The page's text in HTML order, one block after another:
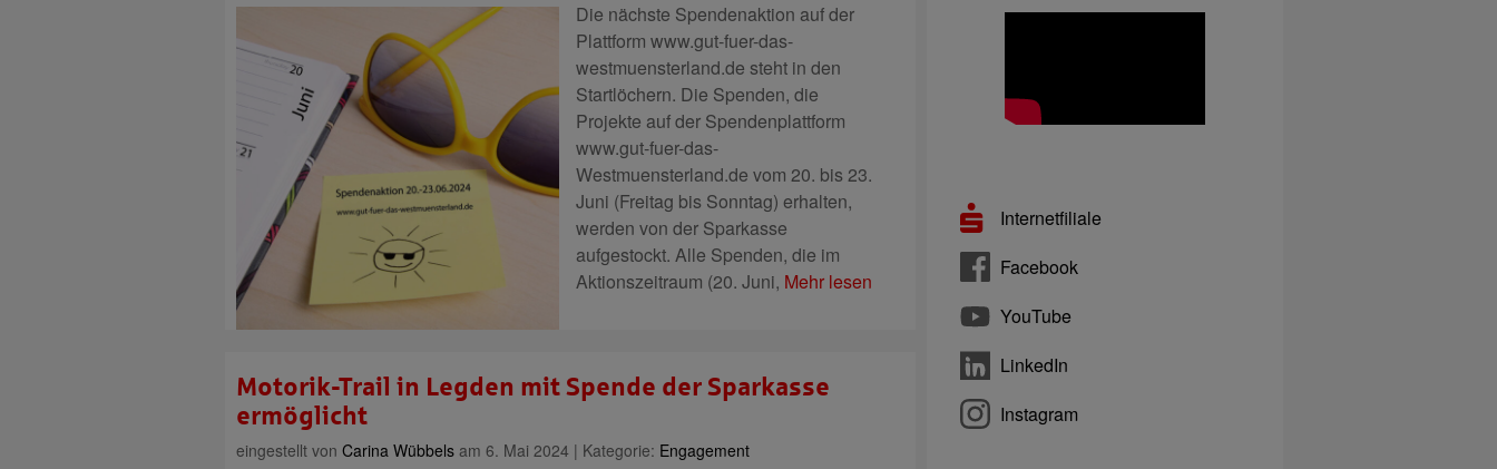
Die nächste Spendenaktion auf der
Plattform www.gut-fuer-das-
westmuensterland.de steht in den
Startlöchern. Die Spenden, die
Projekte auf der Spendenplattform
www.gut-fuer-das-
Westmuensterland.de vom 20. bis 23.
Juni (Freitag bis Sonntag) erhalten,
werden von der Sparkasse
aufgestockt. Alle Spenden, die im
Aktionszeitraum (20. Juni, Mehr lesen
Motorik-Trail in Legden mit Spende der Sparkasse
ermöglicht
eingestellt von Carina Wübbels am 6. Mai 2024 | Kategorie: Engagement
Internetfiliale
Facebook
YouTube
LinkedIn
Instagram